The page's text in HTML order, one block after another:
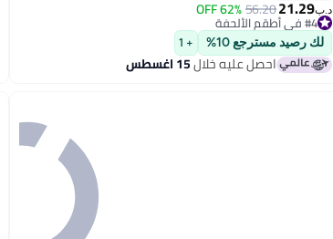
د.ب‏21.29
56.20
62% OFF
#4 في أطقم الألحفة
#4 في أطقم الألحفة
لك رصيد مسترجع 10% + 1
احصل عليه خلال15 اغسطس